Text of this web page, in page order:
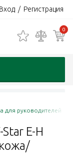
Вход / Регистрация
0
для руководителей
E-H